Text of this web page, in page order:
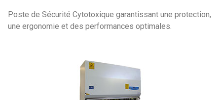
Poste de Sécurité Cytotoxique garantissant une protection,
une ergonomie et des performances optimales.